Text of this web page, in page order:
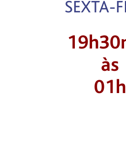
SEXTA-
​às
01h